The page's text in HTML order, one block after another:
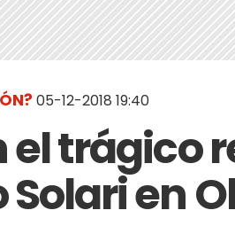
05-12-2018 19:40
el trágico
Solari en